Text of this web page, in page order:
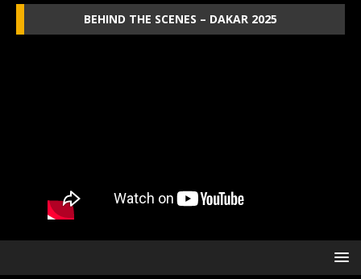
BEHIND THE SCENES – DAKAR 2025